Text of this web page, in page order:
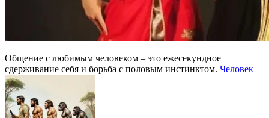
Общение с любимым человеком – это ежесекундное
сдерживание себя и борьба с половым инстинктом. Человек